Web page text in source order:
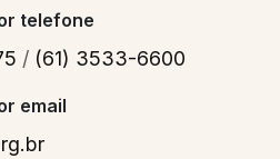
telefone
/ (61) 3533-6600
email